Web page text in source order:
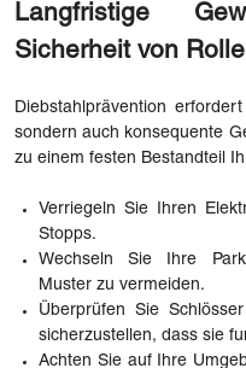
Langfristige
Sicherheit von
Diebstahlprävention
sondern auch konsequente
zu einem festen Bestandteil
Verriegeln Sie Ihren
Stopps.
Wechseln Sie Ihre
Muster zu vermeiden.
Überprüfen Sie
sicherzustellen, dass sie
Achten Sie auf Ihre